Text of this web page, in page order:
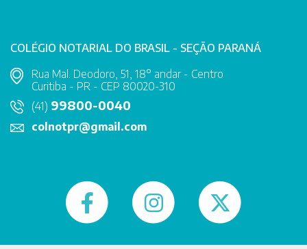
COLÉGIO NOTARIAL DO BRASIL - SEÇÃO PARANÁ
Rua Mal. Deodoro, 51, 18° andar - Centro
Curitiba - PR - CEP 80020-310
(41) 99800-0040
colnotpr@gmail.com